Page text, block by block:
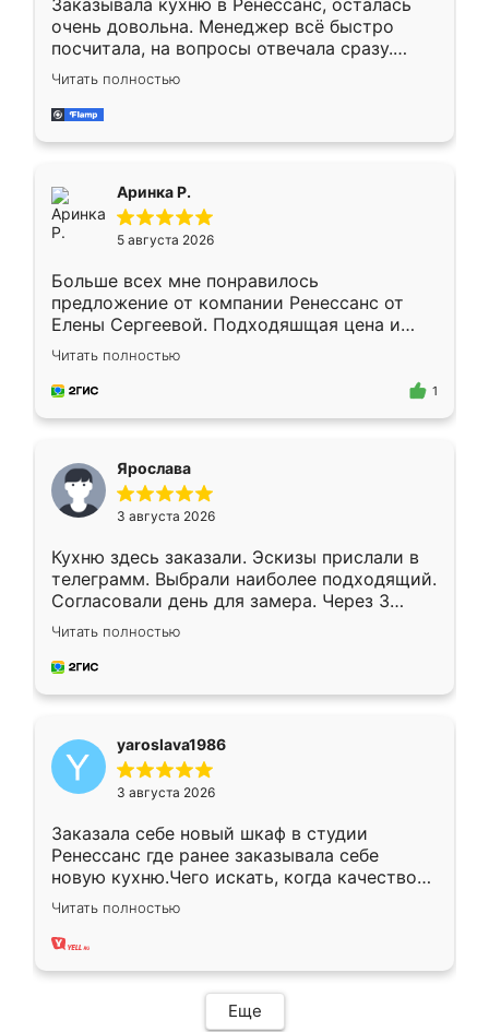
Заказывала кухню в Ренессанс, осталась
очень довольна. Менеджер всё быстро
посчитала, на вопросы отвечала сразу.
Замерщик приехал в субботу, подошёл к
делу со всей ответственностью. Собрали
за день, ребята работали аккуратно, даже
Читать полностью
Аринка Р.
5 августа 2026
Больше всех мне понравилось
предложение от компании Ренессанс от
Елены Сергеевой. Подходяшщая цена и
короткие сроки изготовления. Приехавший
для замера сотрудник Владислав
предложил по моему эскизу самый
Читать полностью
1
Ярослава
3 августа 2026
Кухню здесь заказали. Эскизы прислали в
телеграмм. Выбрали наиболее подходящий.
Согласовали день для замера. Через 3
недели кухня была уже готова. Остались
довольны работой. Спасибо Ренессанс
мебель за качественную работу!
Читать полностью
yaroslava1986
3 августа 2026
Заказала себе новый шкаф в студии
Ренессанс где ранее заказывала себе
новую кухню.Чего искать, когда качеством
вполне довольна. Служит кухня уже почти
два года, нареканий нет.
Читать полностью
Еще